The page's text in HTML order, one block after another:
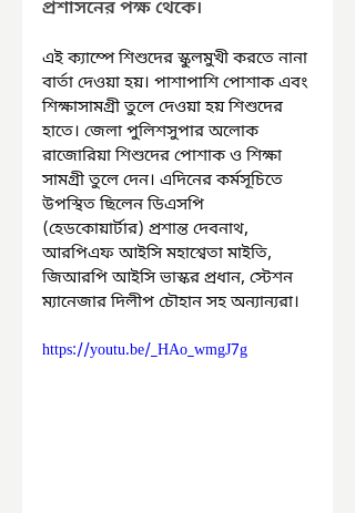
প্রশাসনের পক্ষ থেকে।
এই ক্যাম্পে শিশুদের স্কুলমুখী করতে নানা
বার্তা দেওয়া হয়। পাশাপাশি পোশাক এবং
শিক্ষাসামগ্রী তুলে দেওয়া হয় শিশুদের
হাতে। জেলা পুলিশসুপার অলোক
রাজোরিয়া শিশুদের পোশাক ও শিক্ষা
সামগ্রী তুলে দেন। এদিনের কর্মসূচিতে
উপস্থিত ছিলেন ডিএসপি
(হেডকোয়ার্টার) প্রশান্ত দেবনাথ,
আরপিএফ আইসি মহাশ্বেতা মাইতি,
জিআরপি আইসি ভাস্কর প্রধান, স্টেশন
ম্যানেজার দিলীপ চৌহান সহ অন্যান্যরা।
https://youtu.be/_HAo_wmgJ7g